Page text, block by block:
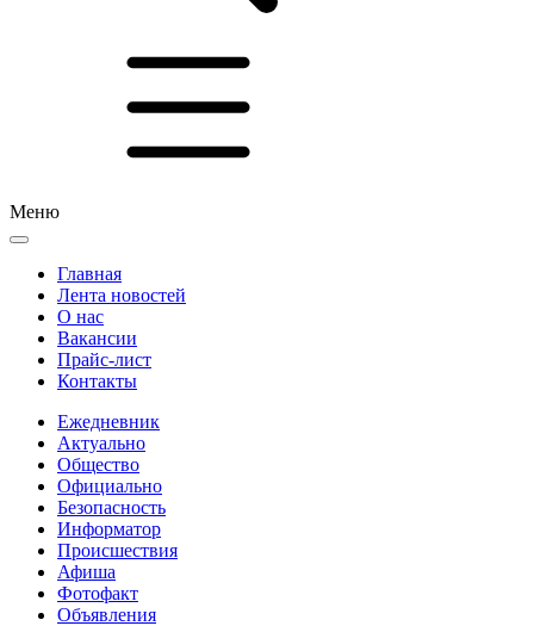
Меню
Главная
Лента новостей
О нас
Вакансии
Прайс-лист
Контакты
Ежедневник
Актуально
Общество
Официально
Безопасность
Информатор
Происшествия
Афиша
Фотофакт
Объявления